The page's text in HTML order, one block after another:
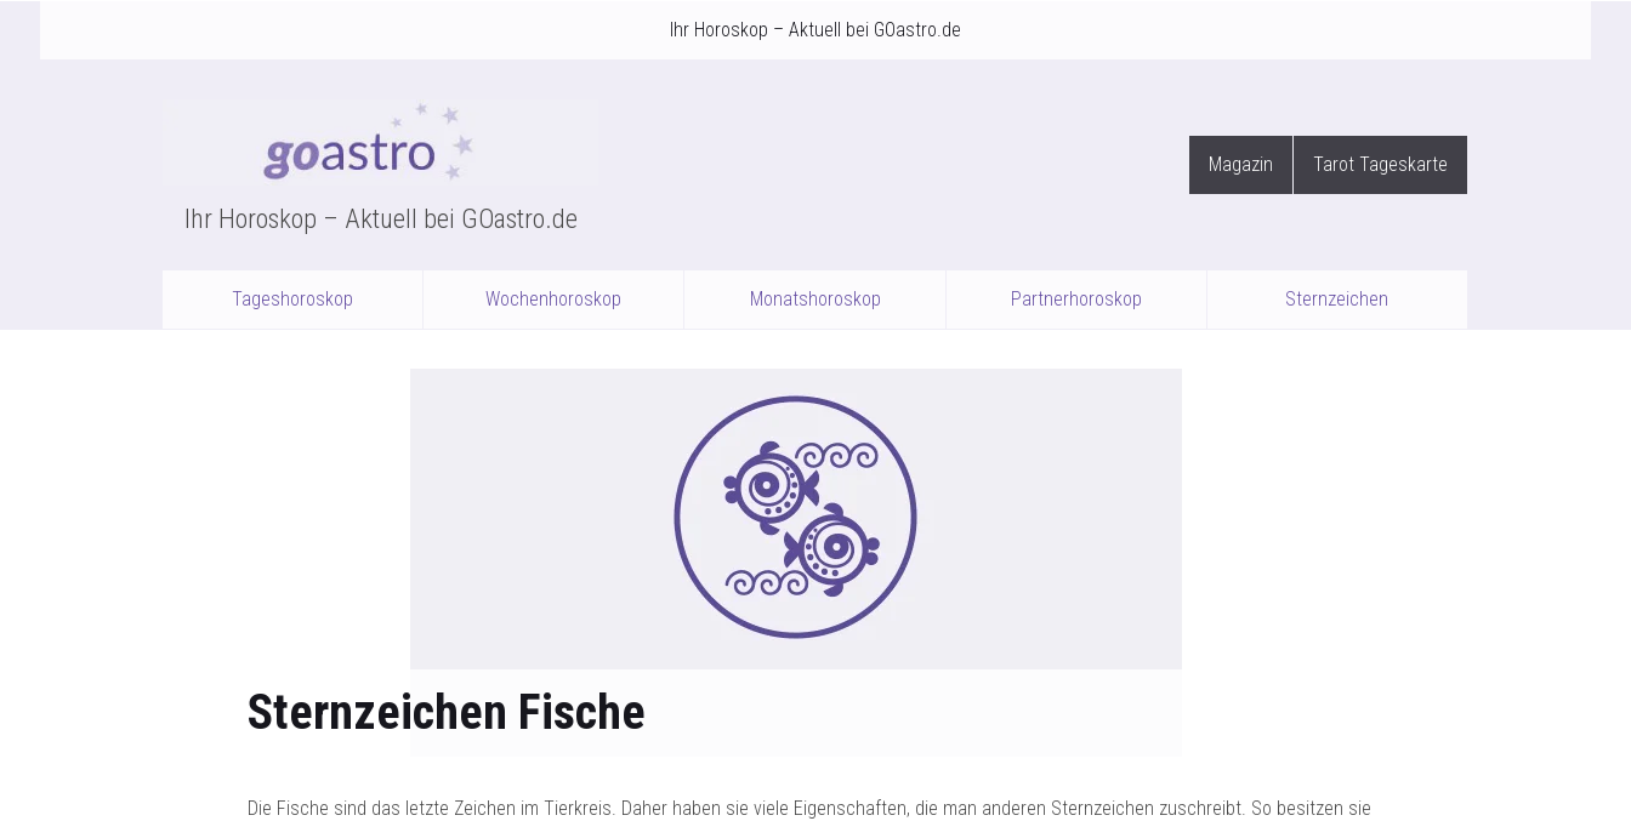
Ihr Horoskop – Aktuell bei GOastro.de
Ihr Horoskop – Aktuell bei GOastro.de
Magazin Tarot Tageskarte
Tageshoroskop Wochenhoroskop Monatshoroskop Partnerhoroskop Sternzeichen
Sternzeichen Fische
Die Fische sind das letzte Zeichen im Tierkreis. Daher haben sie viele Eigenschaften, die man anderen Sternzeichen zuschreibt. So besitzen sie